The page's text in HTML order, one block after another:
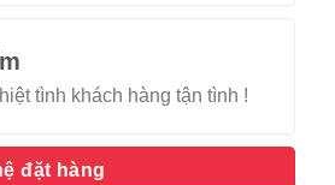
tình khách hàng tận tình !
đặt hàng